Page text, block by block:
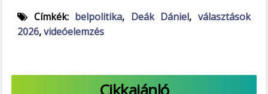
Címkék: belpolitika, Deák Dániel, választások
2026,videóelemzés